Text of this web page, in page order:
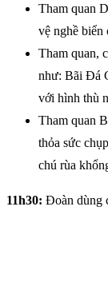
Tham quan
vệ nghề biển
Tham quan,
như: Bãi Đá
với hình thù
Tham quan
thỏa sức
chú rùa
11h30: Đoàn dùng